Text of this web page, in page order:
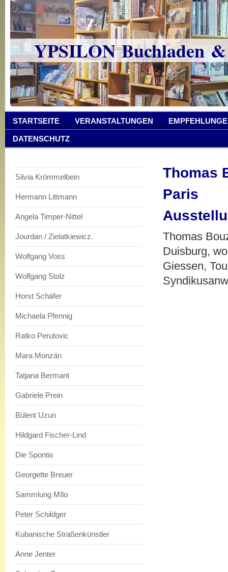
YPSILON Buchladen
STARTSEITE VERANSTALTUNGEN
DATENSCHUTZ
Silvia Krömmelbein
Hermann Littmann
Angela Timper-Nittel
Jourdan / Zielatkiewicz.
Wolfgang Voss
Wolfgang Stolz
Horst Schäfer
Michaela Pfennig
Ratko Perutovic
Mara Monzän
Tatjana Bermant
Gabriele Prein
Bülent Uzun
Hildgard Fischer-Lind
Die Spontis
Georgette Breuer
Sammlung MIlo
Peter Schildger
Kubanische Straßenkünstler
Anne Jenter
Thomas
Paris
Thomas
Duisburg,
Giessen,